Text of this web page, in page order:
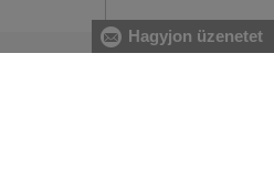
Hagyjon üzenetet